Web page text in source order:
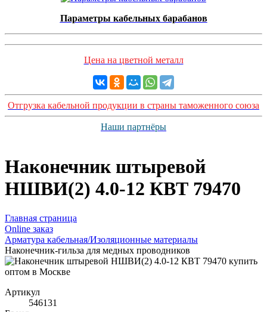
Параметры кабельных барабанов
Цена на цветной металл
Отгрузка кабельной продукции в страны таможенного союза
Наши партнёры
Наконечник штыревой
НШВИ(2) 4.0-12 КВТ 79470
Главная страница
Оnline заказ
Арматура кабельная/Изоляционные материалы
Наконечник-гильза для медных проводников
Артикул
546131